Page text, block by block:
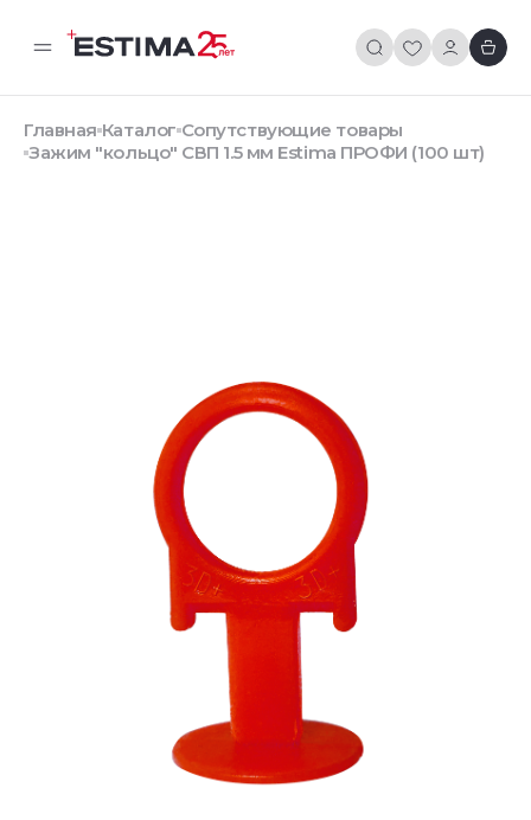
Главная Каталог Сопутствующие товары
Зажим "кольцо" СВП 1.5 мм Estima ПРОФИ (100 шт)